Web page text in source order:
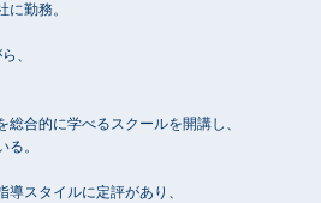
勤務。
、
合的に学べるスクールを開講し、
。
スタイルに定評があり、